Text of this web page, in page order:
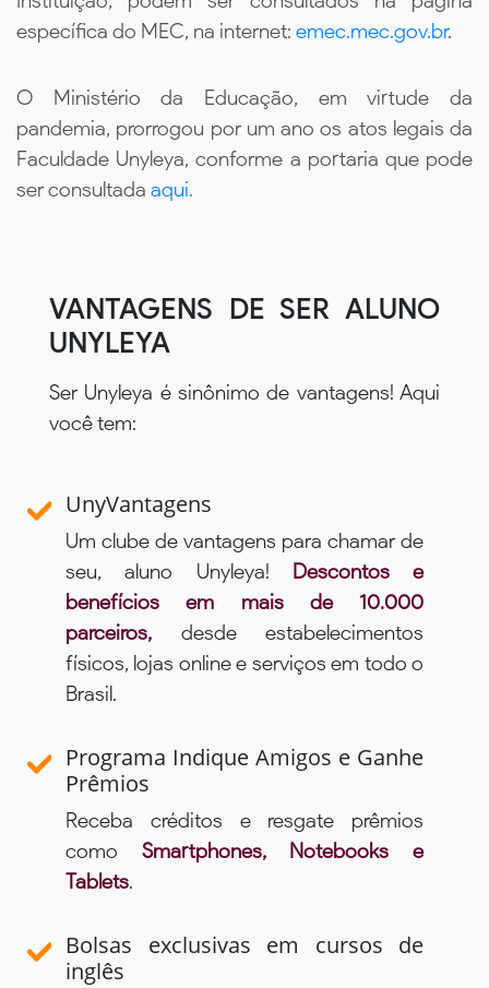
específica do MEC, na internet: emec.mec.gov.br.
O Ministério da Educação, em virtude da
pandemia, prorrogou por um ano os atos legais da
Faculdade Unyleya, conforme a portaria que pode
ser consultada aqui.
VANTAGENS DE SER ALUNO
UNYLEYA
Ser Unyleya é sinônimo de vantagens! Aqui
você tem:
UnyVantagens
Um clube de vantagens para chamar de
seu, aluno Unyleya! Descontos e
benefícios em mais de 10.000
parceiros, desde estabelecimentos
físicos, lojas online e serviços em todo o
Brasil.
Programa Indique Amigos e Ganhe
Prêmios
Receba créditos e resgate prêmios
como Smartphones, Notebooks e
Tablets.
Bolsas exclusivas em cursos de
inglês